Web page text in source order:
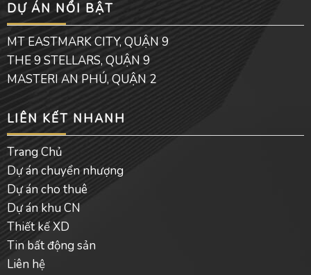
b
o
o
k
u
b
e
o
p
e
DỰ ÁN NỔI BẬT
MT EASTMARK CITY, QUẬN 9
THE 9 STELLARS, QUẬN 9
MASTERI AN PHÚ, QUẬN 2
LIÊN KẾT NHANH
Trang Chủ
Dự án chuyển nhượng
Dự án cho thuê
Dự án khu CN
Thiết kế XD
Tin bất động sản
Liên hệ